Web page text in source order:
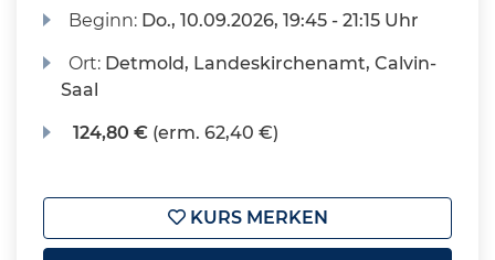
Beginn: Do., 10.09.2026, 19:45 - 21:15 Uhr
Ort: Detmold, Landeskirchenamt, Calvin-
Saal
124,80 € (erm. 62,40 €)
KURS MERKEN